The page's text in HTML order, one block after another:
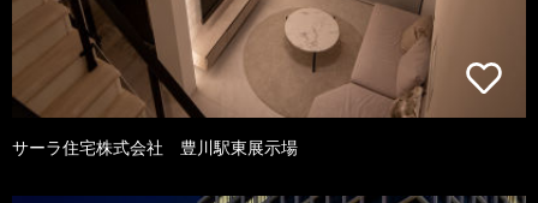
サーラ住宅株式会社 豊川駅東展示場